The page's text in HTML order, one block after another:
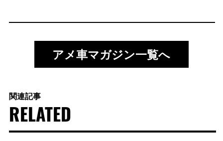
アメ車マガジン一覧へ
関連記事
RELATED